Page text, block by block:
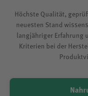
Höchste Qualität,
neuesten Stand
langjähriger Erfahrung
Kriterien bei der